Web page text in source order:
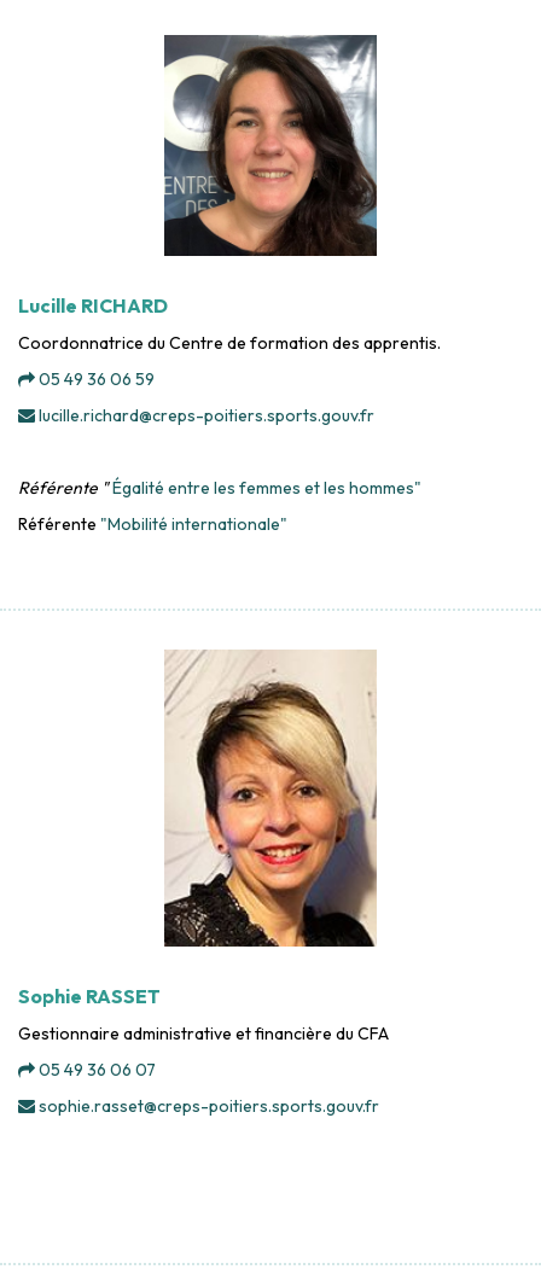
Lucille RICHARD
Coordonnatrice du Centre de formation des apprentis.
05 49 36 06 59
lucille.richard@creps-poitiers.sports.gouv.fr
Référente "Égalité entre les femmes et les hommes"
Référente "Mobilité internationale"
Sophie RASSET
Gestionnaire administrative et financière du CFA
05 49 36 06 07
sophie.rasset@creps-poitiers.sports.gouv.fr